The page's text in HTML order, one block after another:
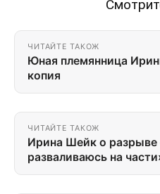
ЧИТАЙТЕ ТАКОЖ
Юная племянница
копия
ЧИТАЙТЕ ТАКОЖ
Ирина Шейк о разрыве
разваливаюсь на